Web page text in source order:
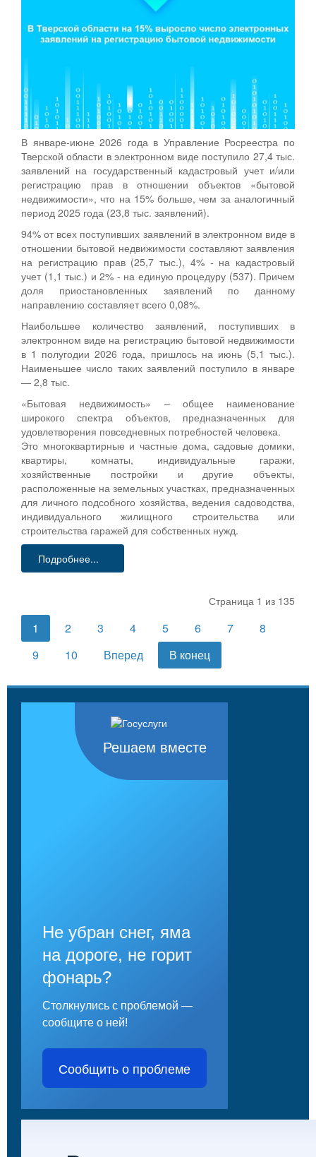
В январе-июне 2026 года в Управление Росреестра по
Тверской области в электронном виде поступило 27,4 тыс.
заявлений на государственный кадастровый учет и/или
регистрацию прав в отношении объектов «бытовой
недвижимости», что на 15% больше, чем за аналогичный
период 2025 года (23,8 тыс. заявлений).
94% от всех поступивших заявлений в электронном виде в
отношении бытовой недвижимости составляют заявления
на регистрацию прав (25,7 тыс.), 4% - на кадастровый
учет (1,1 тыс.) и 2% - на единую процедуру (537). Причем
доля приостановленных заявлений по данному
направлению составляет всего 0,08%.
Наибольшее количество заявлений, поступивших в
электронном виде на регистрацию бытовой недвижимости
в 1 полугодии 2026 года, пришлось на июнь (5,1 тыс.).
Наименьшее число таких заявлений поступило в январе
— 2,8 тыс.
«Бытовая недвижимость» – общее наименование
широкого спектра объектов, предназначенных для
удовлетворения повседневных потребностей человека.
Это многоквартирные и частные дома, садовые домики,
квартиры, комнаты, индивидуальные гаражи,
хозяйственные постройки и другие объекты,
расположенные на земельных участках, предназначенных
для личного подсобного хозяйства, ведения садоводства,
индивидуального жилищного строительства или
строительства гаражей для собственных нужд.
Подробнее...
Страница 1 из 135
1 2 3 4 5 6 7
8
9
10 Вперед В конец
Решаем вместе
Не убран снег, яма
на дороге, не горит
фонарь?
Столкнулись с проблемой —
сообщите о ней!
Сообщить о проблеме